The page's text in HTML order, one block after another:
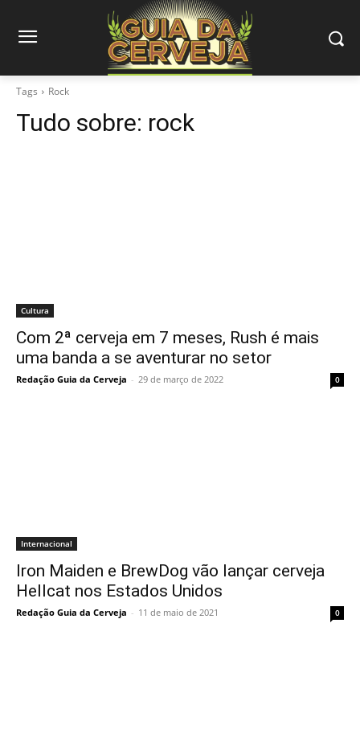
Tags Rock
Tudo sobre: rock
Cultura
Com 2ª cerveja em 7 meses, Rush é mais
uma banda a se aventurar no setor
Redação Guia da Cerveja - 29 de março de 2022 0
Internacional
Iron Maiden e BrewDog vão lançar cerveja
Hellcat nos Estados Unidos
Redação Guia da Cerveja - 11 de maio de 2021 0